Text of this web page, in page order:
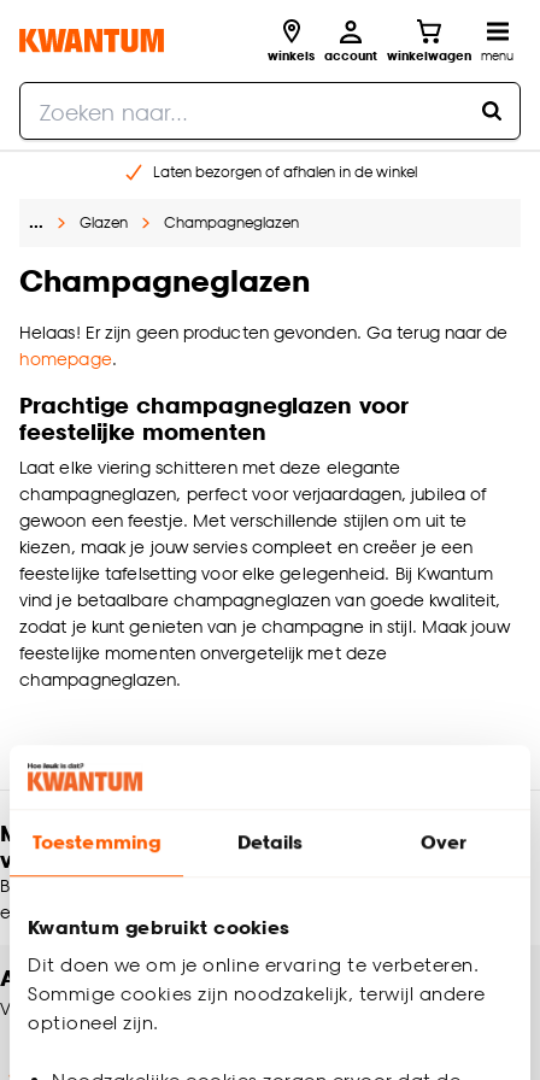
Toestemming Details Over
Kwantum gebruikt cookies
Dit doen we om je online ervaring te verbeteren.
Sommige cookies zijn noodzakelijk, terwijl andere
optioneel zijn.
winkels account winkelwagen menu
Laten bezorgen of afhalen in de winkel
Gratis raam advies en inmeten aan huis
… Glazen Champagneglazen
Champagneglazen
Helaas! Er zijn geen producten gevonden. Ga terug naar de
homepage.
Prachtige champagneglazen voor
feestelijke momenten
Laat elke viering schitteren met deze elegante
champagneglazen, perfect voor verjaardagen, jubilea of
gewoon een feestje. Met verschillende stijlen om uit te
kiezen, maak je jouw servies compleet en creëer je een
feestelijke tafelsetting voor elke gelegenheid. Bij Kwantum
vind je betaalbare champagneglazen van goede kwaliteit,
zodat je kunt genieten van je champagne in stijl. Maak jouw
feestelijke momenten onvergetelijk met deze
champagneglazen.
Meld je aan en ontvang € 5,- korting op je
volgende bestelling
Blijf per e-mail op de hoogte van leuke aanbiedingen, inspiratie
en meer!
Altijd een winkel in de buurt
Vind jouw Kwantum winkel